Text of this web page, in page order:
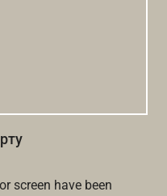
screen have been